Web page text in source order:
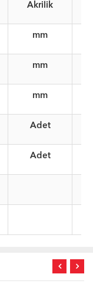
Akrilik
mm
mm
mm
Adet
Adet